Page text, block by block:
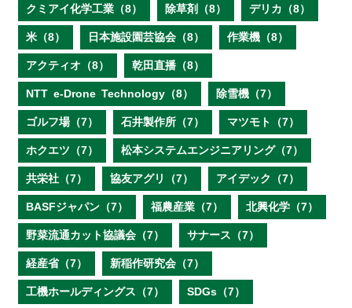
クミアイ化学工業（8） 除草剤（8） デリカ（8）
米（8） 日本施設園芸協会（8） 作業機（8）
アクティオ（8） 乾田直播（8）
NTT e‐Drone Technology（8） 除雪機（7）
ゴルフ場（7） 石井製作所（7） マツモト（7）
ホクエツ（7） 松本システムエンジニアリング（7）
共栄社（7） 協友アグリ（7） アイデック（7）
BASFジャパン（7） 福農産業（7） 北興化学（7）
野菜流通カット協議会（7） サナース（7）
経産省（7） 新稲作研究会（7）
工機ホールディングス（7） SDGs（7）